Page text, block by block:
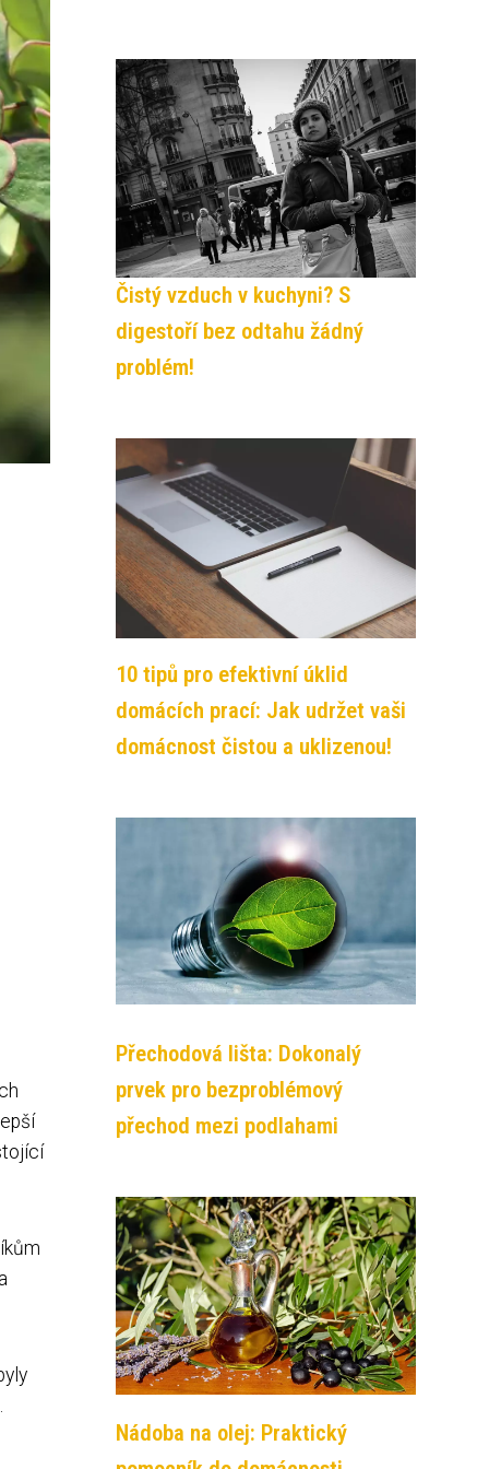
Čistý vzduch v kuchyni? S
digestoří bez odtahu žádný
problém!
10 tipů pro efektivní úklid
domácích prací: Jak udržet vaši
domácnost čistou a uklizenou!
Přechodová lišta: Dokonalý
prvek pro bezproblémový
přechod mezi podlahami
Nádoba na olej: Praktický